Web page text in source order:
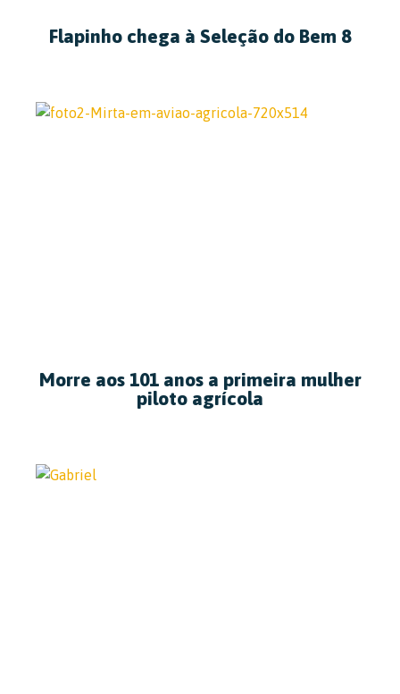
Flapinho chega à Seleção do Bem 8
Morre aos 101 anos a primeira mulher
piloto agrícola